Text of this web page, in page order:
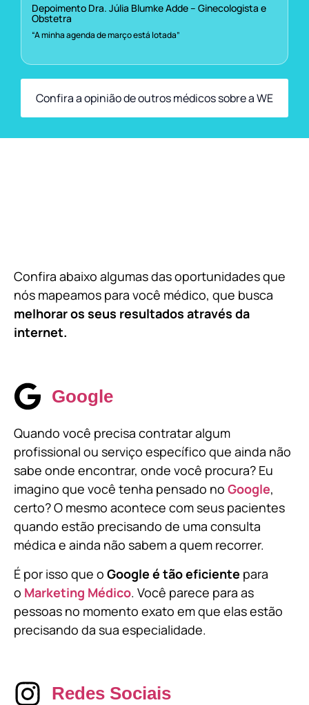
Depoimento Dra. Júlia Blumke Adde – Ginecologista e
Obstetra
“A minha agenda de março está lotada”
Confira a opinião de outros médicos sobre a WE
Confira abaixo algumas das oportunidades que
nós mapeamos para você médico, que busca
melhorar os seus resultados através da
internet.
Google
Quando você precisa contratar algum
profissional ou serviço específico que ainda não
sabe onde encontrar, onde você procura? Eu
imagino que você tenha pensado no Google,
certo? O mesmo acontece com seus pacientes
quando estão precisando de uma consulta
médica e ainda não sabem a quem recorrer.
É por isso que o Google é tão eficiente para
o Marketing Médico. Você parece para as
pessoas no momento exato em que elas estão
precisando da sua especialidade.
Redes Sociais